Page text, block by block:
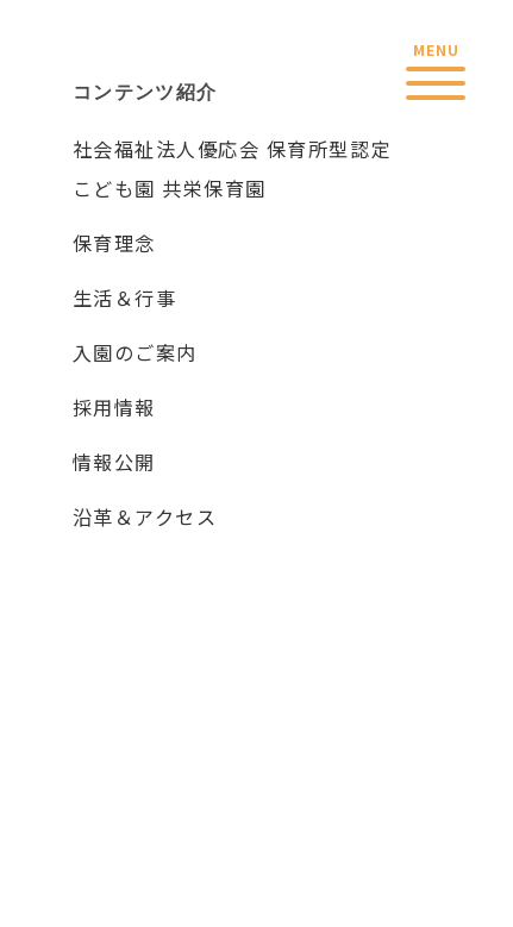
コンテンツ紹介
社会福祉法人優応会 保育所型認定
こども園 共栄保育園
保育理念
生活＆行事
入園のご案内
採用情報
情報公開
沿革＆アクセス